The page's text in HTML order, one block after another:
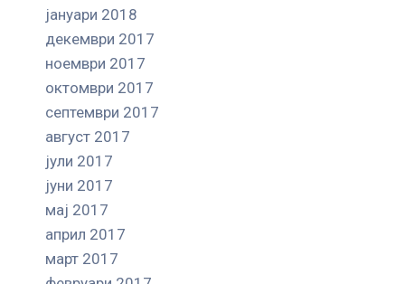
јануари 2018
декември 2017
ноември 2017
октомври 2017
септември 2017
август 2017
јули 2017
јуни 2017
мај 2017
април 2017
март 2017